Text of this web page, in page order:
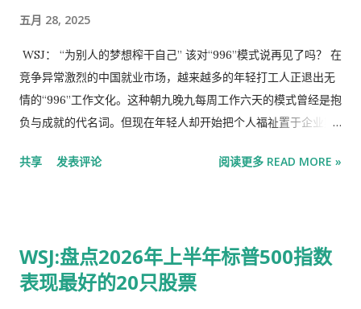
H-1B收费计划曾在硅谷引发恐慌。上周，波士顿一家上诉法院裁
定，禁止政府收取该H-1B费用。 尽管官员们最初打算将该费用
适用于所有H-1B签证，但来自科技巨头的普遍反对，促使政府将
范围缩小至寻求来美的外国招聘人员。总体而言，直接通过H-1B
签证赴美的外国人往往受雇于IT和会计师事务所；而科技和金融
年后，将这些员工的学生签证转换为H-1B签证。如此一来，这项
切可用手段，来维护我们合法移民体系的完整性。” 10万美元的
收费正成为特朗普政府移民官员频繁使用的工具，他们已制定了
五月 28, 2025
WSJ： “为别人的梦想榨干自己” 该对“996”模式说再见了吗？ 在
竞争异常激烈的中国就业市场，越来越多的年轻打工人正退出无
情的“996”工作文化。这种朝九晚九每周工作六天的模式曾经是抱
负与成就的代名词。但现在年轻人却开始把个人福祉置于企业期
“躺平”和“摆烂”的心态反映出中国年轻人群体中普遍存在的幻灭
空间有限，这一现象也受到越来越多的关注。 “为别人的梦想榨
干自己” “我过去以为加班到很晚是自我价值的体现，”25岁的Liu
共享 发表评论 阅读更多 READ MORE »
WSJ:盘点2026年上半年标普500指数
表现最好的20只股票